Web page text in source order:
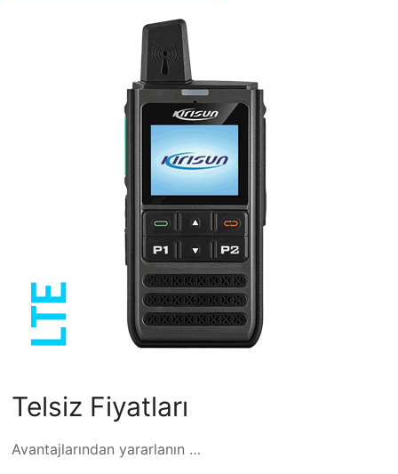
Telsiz Fiyatları
Avantajlarından yararlanın …